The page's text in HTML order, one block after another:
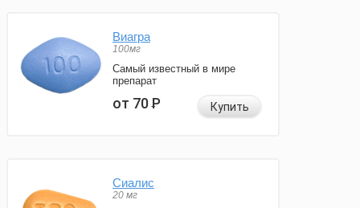
Виагра
100мг
Самый известный в мире
препарат
от 70Р Купить
Сиалис
20 мг